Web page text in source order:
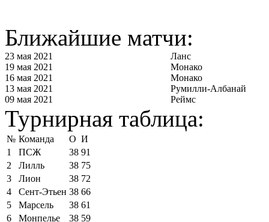
Ближайшие матчи:
23 мая 2021
Ланс
19 мая 2021
Монако
16 мая 2021
Монако
13 мая 2021
Румилли-Албанай
09 мая 2021
Реймс
Турнирная таблица:
№ Команда О И
1
ПСЖ 38 91
2
Лилль 38 75
3
Лион 38 72
4
Сент-Этьен 38 66
5
Марсель 38 61
6
Монпелье 38 59